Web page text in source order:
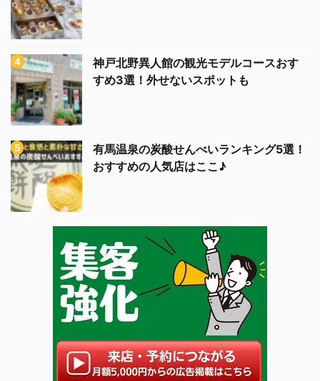
神戸北野異人館の観光モデルコースおす
すめ3選！外せないスポットも
有馬温泉の炭酸せんべいランキング5選！
おすすめの人気店はここ♪